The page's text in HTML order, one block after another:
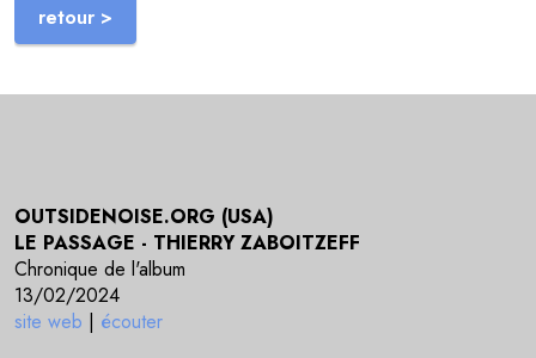
retour >
OUTSIDENOISE.ORG (USA)
LE PASSAGE - THIERRY ZABOITZEFF
Chronique de l'album
13/02/2024
site web | écouter